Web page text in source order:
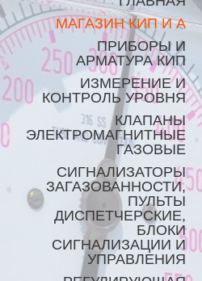
МАГАЗИН КИП И А
ПРИБОРЫ И
АРМАТУРА КИП
ИЗМЕРЕНИЕ И
КОНТРОЛЬ УРОВНЯ
КЛАПАНЫ
ЭЛЕКТРОМАГНИТНЫЕ
ГАЗОВЫЕ
СИГНАЛИЗАТОРЫ
ЗАГАЗОВАННОСТИ,
ПУЛЬТЫ
ДИСПЕТЧЕРСКИЕ,
БЛОКИ
СИГНАЛИЗАЦИИ И
УПРАВЛЕНИЯ